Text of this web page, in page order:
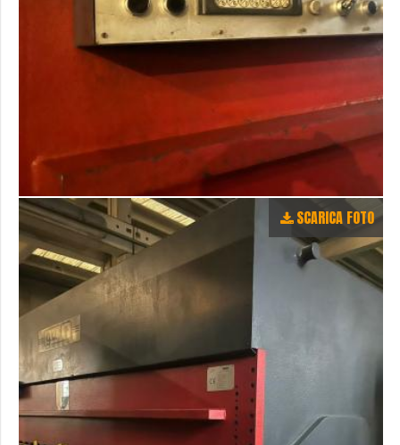
SCARICA FOTO